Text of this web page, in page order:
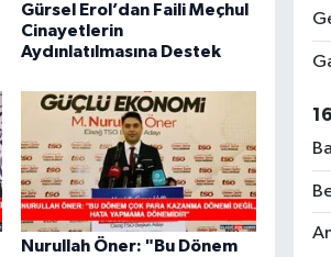
Gürsel Erol’dan Faili Meçhul
Cinayetlerin
Aydınlatılmasına Destek
Nurullah Öner: "Bu Dönem